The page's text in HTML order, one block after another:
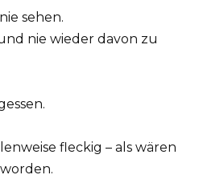
sehen.
nie wieder davon zu
fleckig – als wären